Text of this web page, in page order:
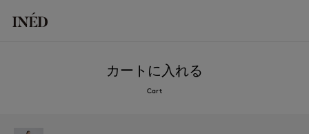
カートに入れる
Cart